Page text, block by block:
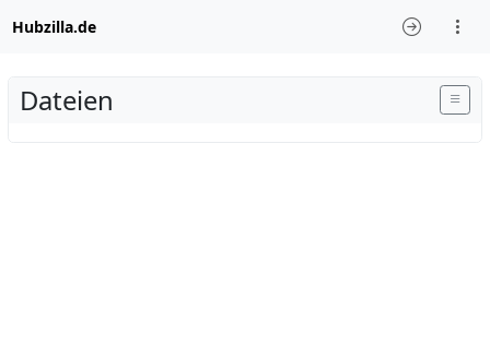
Hubzilla.de
Dateien